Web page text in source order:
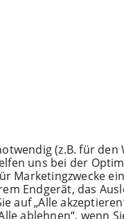
(z.B. für den
uns bei der
Marketingzwecke
Endgerät, das
auf „Alle
ablehnen“, wenn